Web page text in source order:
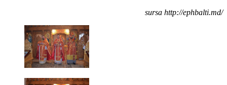
sursa http://ephbalti.md/